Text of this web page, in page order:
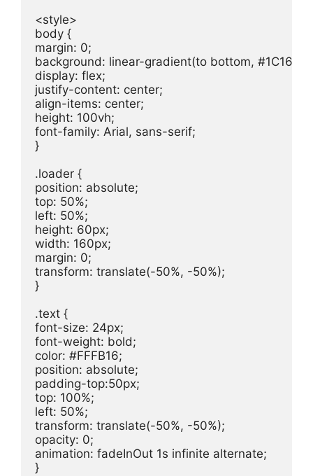
<style>
body {
margin: 0;
background: linear-gradient(to bottom,
display: flex;
justify-content: center;
align-items: center;
height: 100vh;
font-family: Arial, sans-serif;
}
.loader {
position: absolute;
top: 50%;
left: 50%;
height: 60px;
width: 160px;
margin: 0;
transform: translate(-50%, -50%);
}
.text {
font-size: 24px;
font-weight: bold;
color: #FFFB16;
position: absolute;
padding-top:50px;
top: 100%;
left: 50%;
transform: translate(-50%, -50%);
opacity: 0;
animation: fadeInOut 1s infinite alternate;
}